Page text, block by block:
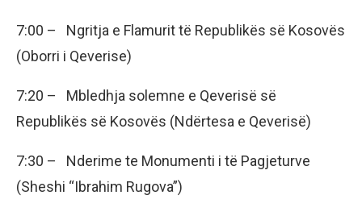
7:00 – Ngritja e Flamurit të Republikës së Kosovës
(Oborri i Qeverise)
7:20 – Mbledhja solemne e Qeverisë së
Republikës së Kosovës (Ndërtesa e Qeverisë)
7:30 – Nderime te Monumenti i të Pagjeturve
(Sheshi “Ibrahim Rugova”)